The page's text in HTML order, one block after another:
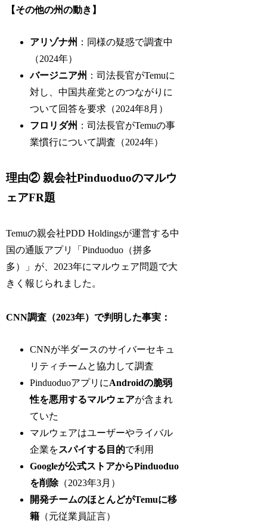
【その他の州の動き】
アリゾナ州 ：同様の疑惑で調査中
（2024年）
バージニア州 ：司法長官がTemuに
対し、中国共産党とのつながりに
ついて回答を要求（2024年8月）
フロリダ州 ：司法長官がTemuの事
業慣行について調査（2024年）
理由② 親会社Pinduoduoのマルウ
ェアFR題
Temuの親会社PDD Holdingsが運営する中
国の通販アプリ「Pinduoduo（拼多
多）」が、2023年にマルウェア問題で大
きく報じられました。
CNN調査（2023年）で判明した事実：
CNNが半ダースのサイバーセキュ
リティチームと協力して調査
PinduoduoアプリにAndroidの脆弱
性を悪用するマルウェアが含まれ
ていた
マルウェアはユーザーやライバル
企業をスパイする目的で利用
Googleが公式ストアからPinduoduo
を削除（2023年3月）
開発チームのほとんどがTemuに移
籍 （元従業員証言）